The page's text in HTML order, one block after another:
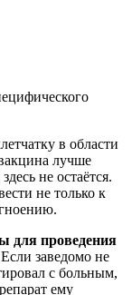
в области
лучше
не остаётся.
не только к
для проведения
Если заведомо не
с больным,
ему